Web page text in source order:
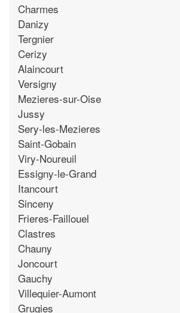
Charmes
Danizy
Tergnier
Cerizy
Alaincourt
Versigny
Mezieres-sur-Oise
Jussy
Sery-les-Mezieres
Saint-Gobain
Viry-Noureuil
Essigny-le-Grand
Itancourt
Sinceny
Frieres-Faillouel
Clastres
Chauny
Joncourt
Gauchy
Villequier-Aumont
Grugies